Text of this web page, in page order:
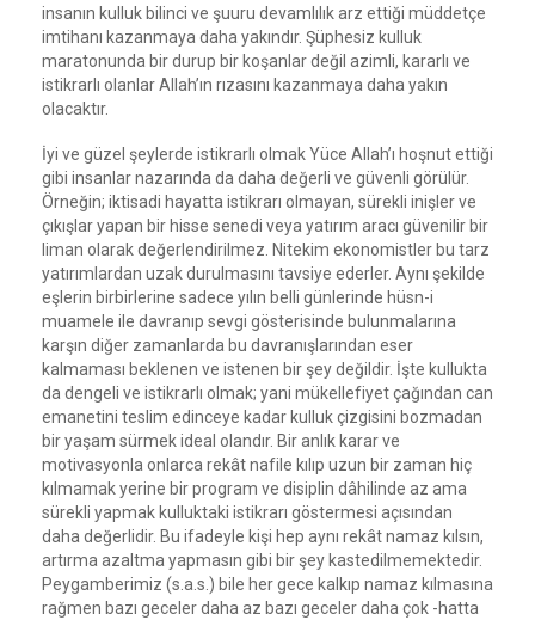
insanın kulluk bilinci ve şuuru devamlılık arz ettiği müddetçe
imtihanı kazanmaya daha yakındır. Şüphesiz kulluk
maratonunda bir durup bir koşanlar değil azimli, kararlı ve
istikrarlı olanlar Allah’ın rızasını kazanmaya daha yakın
olacaktır.
İyi ve güzel şeylerde istikrarlı olmak Yüce Allah’ı hoşnut ettiği
gibi insanlar nazarında da daha değerli ve güvenli görülür.
Örneğin; iktisadi hayatta istikrarı olmayan, sürekli inişler ve
çıkışlar yapan bir hisse senedi veya yatırım aracı güvenilir bir
liman olarak değerlendirilmez. Nitekim ekonomistler bu tarz
yatırımlardan uzak durulmasını tavsiye ederler. Aynı şekilde
eşlerin birbirlerine sadece yılın belli günlerinde hüsn-i
muamele ile davranıp sevgi gösterisinde bulunmalarına
karşın diğer zamanlarda bu davranışlarından eser
kalmaması beklenen ve istenen bir şey değildir. İşte kullukta
da dengeli ve istikrarlı olmak; yani mükellefiyet çağından can
emanetini teslim edinceye kadar kulluk çizgisini bozmadan
bir yaşam sürmek ideal olandır. Bir anlık karar ve
motivasyonla onlarca rekât nafile kılıp uzun bir zaman hiç
kılmamak yerine bir program ve disiplin dâhilinde az ama
sürekli yapmak kulluktaki istikrarı göstermesi açısından
daha değerlidir. Bu ifadeyle kişi hep aynı rekât namaz kılsın,
artırma azaltma yapmasın gibi bir şey kastedilmemektedir.
Peygamberimiz (s.a.s.) bile her gece kalkıp namaz kılmasına
rağmen bazı geceler daha az bazı geceler daha çok -hatta